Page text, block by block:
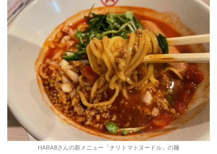
HARA8さんの新メニュー「チリトマトヌードル」の麺